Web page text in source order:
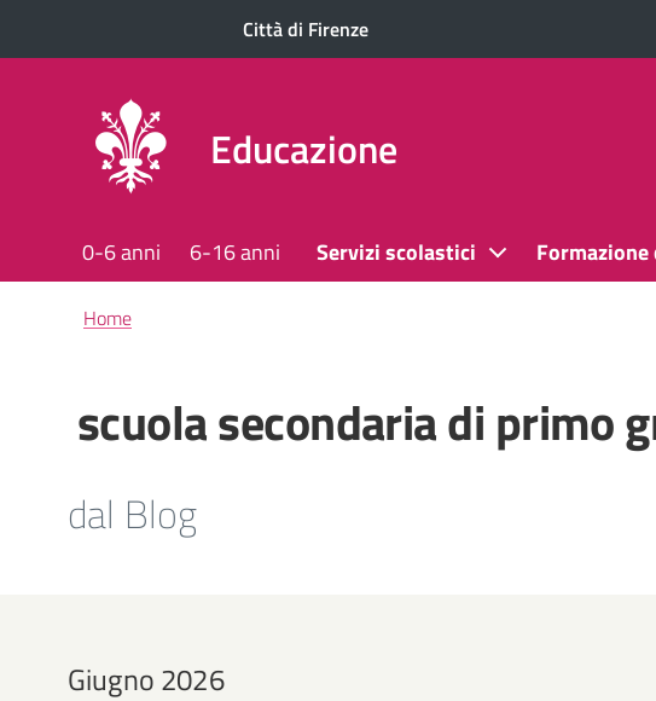
Città di Firenze
Educazione
0-6 anni 6-16 anni Servizi scolastici
Briciole
di
Home
scuola secondaria di primo
dal Blog
Giugno 2026